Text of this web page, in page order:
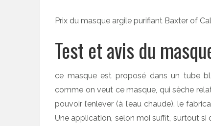
Prix du masque argile purifiant Baxter of
Test et avis du
ce masque est proposé dans un tube
comme on veut ce masque, qui sèche
pouvoir l’enlever (à l’eau chaude). le
Une application, selon moi suffit, surtout